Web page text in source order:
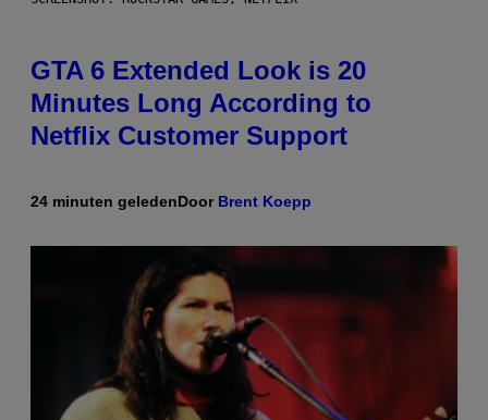
GTA 6 Extended Look is 20
Minutes Long According to
Netflix Customer Support
24 minuten geledenDoor Brent Koepp